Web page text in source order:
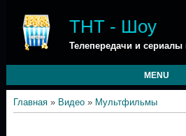
ТНТ - Шоу
Телепередачи и сериалы
MENU
Главная» Видео» Мультфильмы